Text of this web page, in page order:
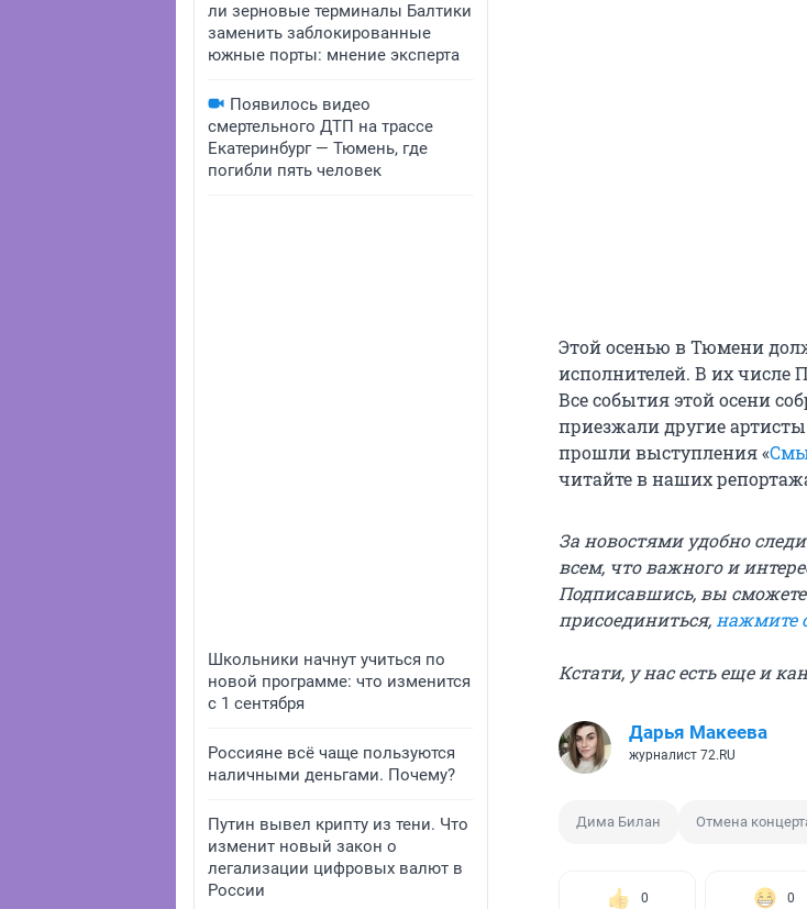
ли зерновые терминалы Балтики
заменить заблокированные
южные порты: мнение эксперта
Появилось видео
смертельного ДТП на трассе
Екатеринбург — Тюмень, где
погибли пять человек
Школьники начнут учиться по
новой программе: что изменится
с 1 сентября
Россияне всё чаще пользуются
наличными деньгами. Почему?
Путин вывел крипту из тени. Что
изменит новый закон о
легализации цифровых валют в
России
Этой осенью в Тюмени
исполнителей. В их числе
Все события этой осени
приезжали другие
прошли выступления «
читайте в наших
За новостями удобно
всем, что важного и
Подписавшись, вы
присоединиться, нажмите
Кстати, у нас есть еще и
Дарья Макеева
журналист 72.RU
Дима Билан Отмена
0 0